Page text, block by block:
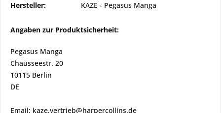
Hersteller:
KAZE - Pegasus Manga
Angaben zur Produktsicherheit:
Pegasus Manga
Chausseestr. 20
10115 Berlin
DE
Email: kaze.vertrieb@harpercollins.de